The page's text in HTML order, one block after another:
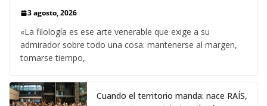
3 agosto, 2026
«La filología es ese arte venerable que exige a su
admirador sobre todo una cosa: mantenerse al margen,
tomarse tiempo,
Cuando el territorio manda: nace RAÍS,